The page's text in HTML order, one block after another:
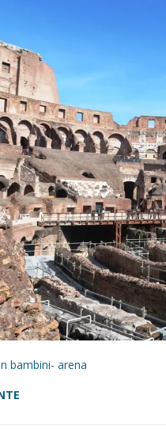
[ 14 Settembre 2025 ]
PARCHI NATURALI E AREE PICNIC
[ 2 Aprile 2025 ] Escursioni in
VIAGGI IN SICILIA
[ 17 Settembre 2023 ]
DIDATTICHE
[ 19 Gennaio 2023 ] Visitare
VIAGGI IN SICILIA
[ 20 Marzo 2022 ] Cosa fare
VIAGGI IN SICILIA
bambini- arena